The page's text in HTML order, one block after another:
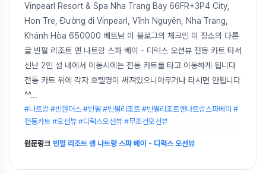
Vinpearl Resort & Spa Nha Trang Bay 66FR+3P4 City,
Hon Tre, Đường đi Vinpearl, Vĩnh Nguyên, Nha Trang,
Khánh Hòa 650000 베트남 이 블로그의 체크인 이 장소의 다른
글 빈펄 리조트 앤 나트랑 스파 베이 - 디럭스 오션뷰 전동 카트 타서
신난 2인 섬 내에서 이동시에는 전동 카트를 타고 이동하게 됩니다
전동 카트 뒤에 각자 호텔명이 써져있으니아무거나 타시면 안됩니다
^^...
#나트랑 #빈원더스 #빈펄 #빈펄리조트 #빈펄리조트앤나트랑스파베이 #
전동카트 #오션뷰 #디럭스오션뷰 #무조건오션뷰
원문링크 빈펄 리조트 앤 나트랑 스파 베이 - 디럭스 오션뷰